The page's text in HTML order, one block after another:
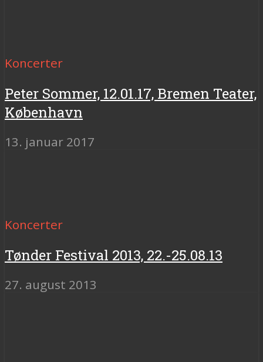
Koncerter
Peter Sommer, 12.01.17, Bremen Teater,
København
13. januar 2017
Koncerter
Tønder Festival 2013, 22.-25.08.13
27. august 2013